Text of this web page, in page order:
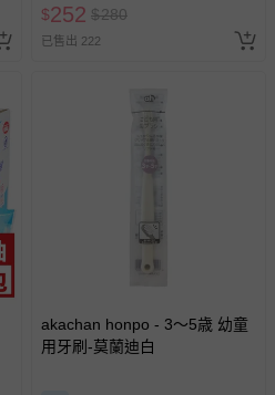
$252 $280
已售出 222
akachan honpo - 3～5歳 幼童
用牙刷-莫蘭迪白